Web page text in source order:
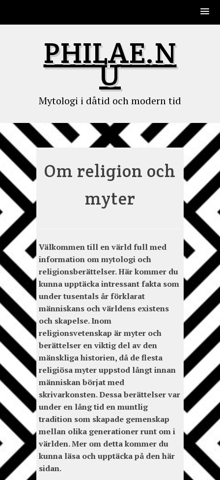
PHILAE.N
U
Mytologi i dåtid och modern tid
Om religion och
myter
Välkommen till en värld full med
information om mytologi och
religionsberättelser. Här kommer du
kunna upptäcka intressant fakta som
under tusentals år förklarat
människans och världens existens
och skapelse. Inom
religionsvetenskap är myter och
berättelser en viktig del av den
mänskliga historien, då de flesta
religiösa myter uppstod långt innan
människan börjat med
skrivarkonsten. Dessa berättelser var
under en lång tid en muntlig
tradition som skapade gemenskap
mellan olika generationer runt om i
världen. Mer om detta kommer du
kunna läsa och upptäcka på den här
sidan.